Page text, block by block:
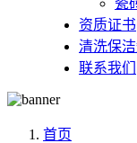
瓷
资质证书
清洗保
联系我们
首页